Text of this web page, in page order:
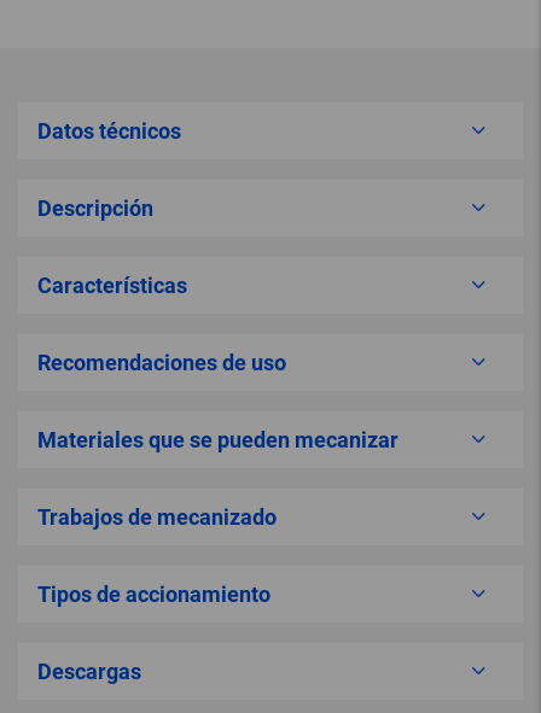
Datos técnicos
Descripción
Características
Recomendaciones de uso
Materiales que se pueden mecanizar
Trabajos de mecanizado
Tipos de accionamiento
Descargas